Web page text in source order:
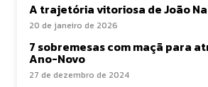
A trajetória vitoriosa de João
20 de janeiro de 2026
7 sobremesas com maçã para
Ano-Novo
27 de dezembro de 2024